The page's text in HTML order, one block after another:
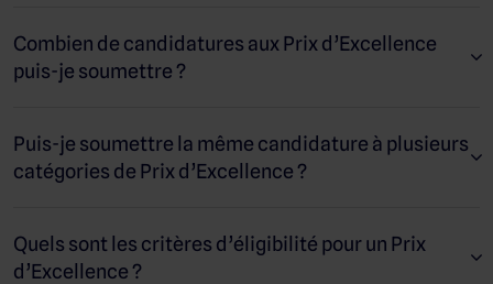
avant de soumettre votre dossier.
Une candidature ne peut être soumise
peut pas être soumise à la même catégorie la
même année, ni être utilisée pour plusieurs
Combien de candidatures aux Prix d’Excellence
puis-je soumettre ?
Puis-je soumettre la même candidature à plusieurs
catégories de Prix d’Excellence ?
Quels sont les critères d’éligibilité pour un Prix
d’Excellence ?